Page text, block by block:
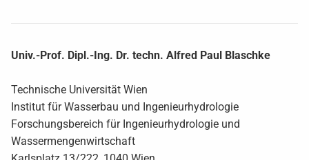
Univ.-Prof. Dipl.-Ing. Dr. techn. Alfred Paul Blaschke
Technische Universität Wien
Institut für Wasserbau und Ingenieurhydrologie
Forschungsbereich für Ingenieurhydrologie und
Wassermengenwirtschaft